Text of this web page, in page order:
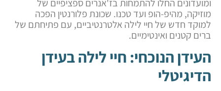
ומועדונים החלו להתמחות בז'אנרים ספציפיים של
מוזיקה, מהיפ-הופ ועד טכנו. שכונת פלורנטין הפכה
למוקד חדש של חיי לילה אלטרנטיביים, עם פתיחתם של
ברים קטנים ואינטימיים.
העידן הנוכחי: חיי לילה בעידן
הדיגיטלי